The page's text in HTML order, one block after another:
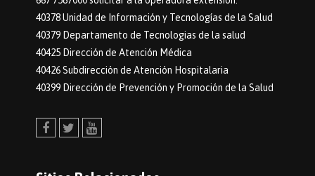
40378 Unidad de Información y Tecnologías de la Salud
40379 Departamento de Tecnologias de la salud
40425 Dirección de Atención Médica
40426 Subdirección de Atención Hospitalaria
40399 Dirección de Prevención y Promoción de la Salud